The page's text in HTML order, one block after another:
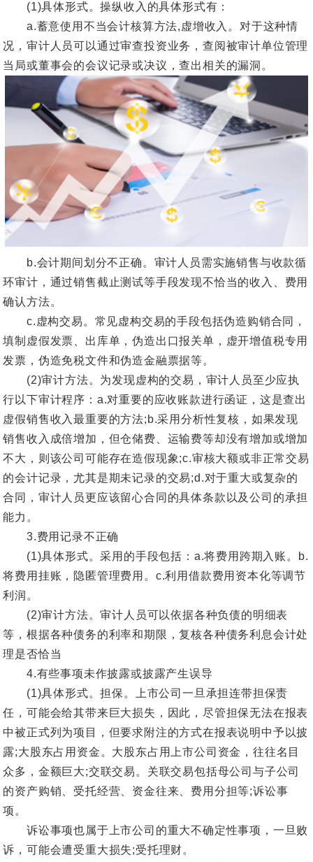
(1)具体形式。操纵收入的具体形式有：
a.蓄意使用不当会计核算方法,虚增收入。对于这种情
况，审计人员可以通过审查投资业务，查阅被审计单位管理
当局或董事会的会议记录或决议，查出相关的漏洞。
b.会计期间划分不正确。审计人员需实施销售与收款循
环审计，通过销售截止测试等手段发现不恰当的收入、费用
确认方法。
c.虚构交易。常见虚构交易的手段包括伪造购销合同，
填制虚假发票、出库单，伪造出口报关单，虚开增值税专用
发票，伪造免税文件和伪造金融票据等。
(2)审计方法。为发现虚构的交易，审计人员至少应执
行以下审计程序：a.对重要的应收账款进行函证，这是查出
虚假销售收入最重要的方法;b.采用分析性复核，如果发现
销售收入成倍增加，但仓储费、运输费等却没有增加或增加
不大，则该公司可能存在造假现象;c.审核大额或非正常交易
的会计记录，尤其是期未记录的交易;d.对于重大或复杂的
合同，审计人员更应该留心合同的具体条款以及公司的承担
能力。
3.费用记录不正确
(1)具体形式。采用的手段包括：a.将费用跨期入账。b.
将费用挂账，隐匿管理费用。c.利用借款费用资本化等调节
利润。
(2)审计方法。审计人员可以依据各种负债的明细表
等，根据各种债务的利率和期限，复核各种债务利息会计处
理是否恰当
4.有些事项未作披露或披露产生误导
(1)具体形式。担保。上市公司一旦承担连带担保责
任，可能会给其带来巨大损失，因此，尽管担保无法在报表
中被正式列为项目，但要求附注的方式在报表说明中予以披
露;大股东占用资金。大股东占用上市公司资金，往往名目
众多，金额巨大;交联交易。关联交易包括母公司与子公司
的资产购销、受托经营、资金往来、费用分担等;诉讼事
项。
诉讼事项也属于上市公司的重大不确定性事项，一旦败
诉，可能会遭受重大损失;受托理财。